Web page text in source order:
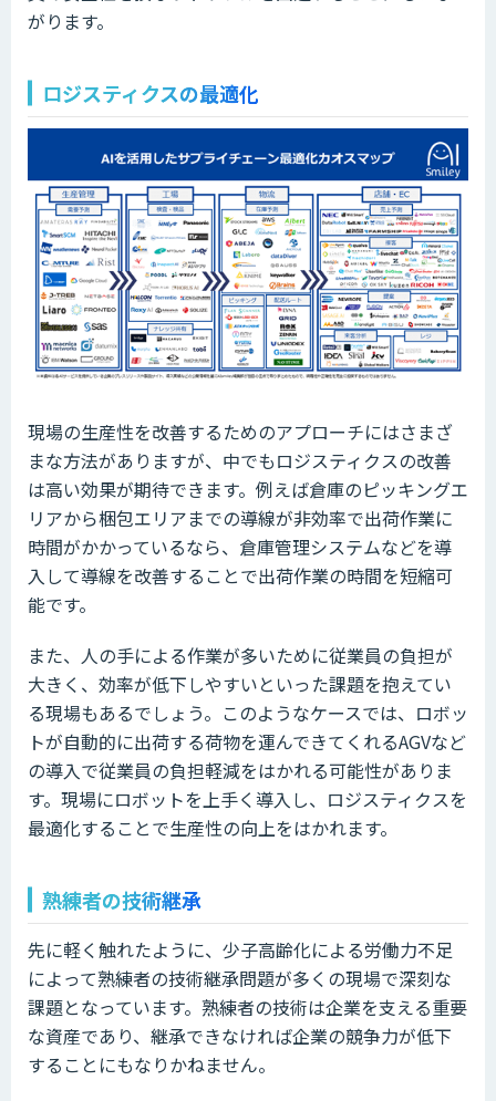
がります。
ロジスティクスの最適化
現場の生産性を改善するためのアプローチにはさまざ
まな方法がありますが、中でもロジスティクスの改善
は高い効果が期待できます。例えば倉庫のピッキングエ
リアから梱包エリアまでの導線が非効率で出荷作業に
時間がかかっているなら、倉庫管理システムなどを導
入して導線を改善することで出荷作業の時間を短縮可
能です。
また、人の手による作業が多いために従業員の負担が
大きく、効率が低下しやすいといった課題を抱えてい
る現場もあるでしょう。このようなケースでは、ロボッ
トが自動的に出荷する荷物を運んできてくれるAGVなど
の導入で従業員の負担軽減をはかれる可能性がありま
す。現場にロボットを上手く導入し、ロジスティクスを
最適化することで生産性の向上をはかれます。
熟練者の技術継承
先に軽く触れたように、少子高齢化による労働力不足
によって熟練者の技術継承問題が多くの現場で深刻な
課題となっています。熟練者の技術は企業を支える重要
な資産であり、継承できなければ企業の競争力が低下
することにもなりかねません。